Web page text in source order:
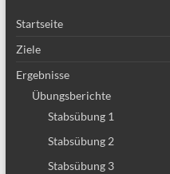
Startseite
Ziele
Ergebnisse
Übungsberichte
Stabsübung 1
Stabsübung 2
Stabsübung 3